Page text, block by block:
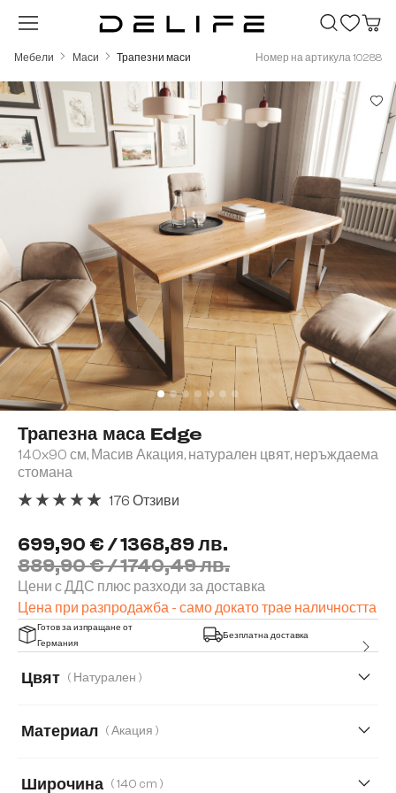
Преминете към основното съдържание
Мебели Маси Трапезни маси Номер на артикула 10288
Трапезна маса Edge
140x90 см, Масив Акация, натурален цвят, неръждаема
стомана
699,90 € / 1368,89 лв.
889,90 € / 1740,49 лв.
Цени с ДДС плюс разходи за доставка
Цена при разпродажба - само докато трае наличността
176 Отзиви
Готов за изпращане от
Германия
Безплатна доставка
Цвят ( Натурален )
Материал ( Акация )
Широчина ( 140 cm )
Пропуснете галерия с изображения